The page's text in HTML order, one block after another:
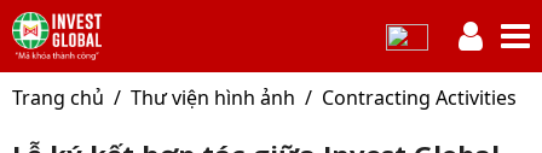
Trang chủ Thư viện hình ảnh Contracting Activities